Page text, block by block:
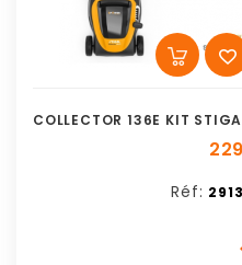
COLLECTOR 136E KIT
Réf: